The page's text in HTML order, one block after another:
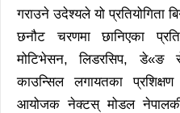
गराउने उदेश्यले यो प्रतियोगिता
छनौट चरणमा छानिएका
मोटिभेसन, लिडरसिप, डे«ङ
काउन्सिल लगायतका प्रशिक्षण
आयोजक नेक्टस् मोडल नेपालकी